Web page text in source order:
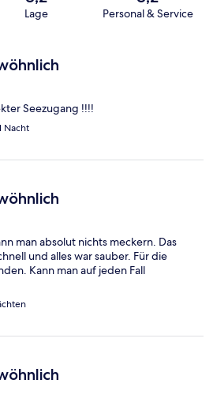
Lage Personal & Service
Seezugang !!!!
Nacht
man absolut nichts meckern. Das
und alles war sauber. Für die
Kann man auf jeden Fall